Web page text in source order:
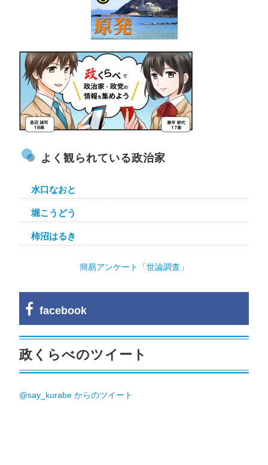
よく観られている政治家
水口なおと
堀こうどう
柿沼はるき
簡易アンケート「世論調査」
facebook
政くらべのツイート
@say_kurabe からのツイート